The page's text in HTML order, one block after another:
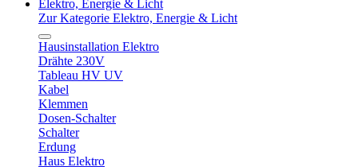
Elektro, Energie & Licht
Zur Kategorie Elektro, Energie & Licht
Hausinstallation Elektro
Drähte 230V
Tableau HV UV
Kabel
Klemmen
Dosen-Schalter
Schalter
Erdung
Haus Elektro